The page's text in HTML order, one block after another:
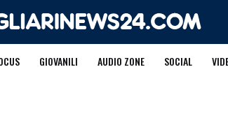
GIOVANILI AUDIO ZONE SOCIAL